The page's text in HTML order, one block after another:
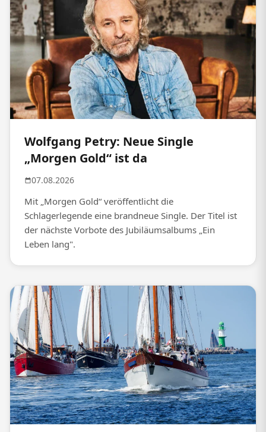
Wolfgang Petry: Neue Single
„Morgen Gold“ ist da
07.08.2026
Mit „Morgen Gold“ veröffentlicht die
Schlagerlegende eine brandneue Single. Der Titel ist
der nächste Vorbote des Jubiläumsalbums „Ein
Leben lang".